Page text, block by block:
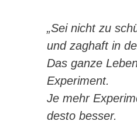
„Sei nicht zu
und zaghaft in
Das ganze
Experiment.
Je mehr
desto besser.